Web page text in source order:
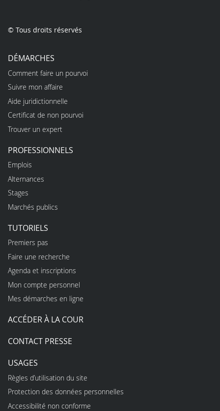
© Tous droits réservés
DÉMARCHES
Comment faire un pourvoi
Suivre mon affaire
Aide juridictionnelle
Certificat de non pourvoi
Trouver un expert
PROFESSIONNELS
Emplois
Alternances
Stages
Marchés publics
TUTORIELS
Premiers pas
Faire une recherche
Agenda et inscriptions
Mon compte personnel
Mes démarches en ligne
ACCÉDER À LA COUR
CONTACT PRESSE
USAGES
Règles d’utilisation du site
Protection des données personnelles
Accessibilité non conforme